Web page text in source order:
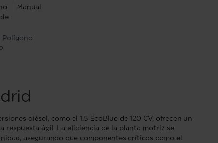
Manual
Polígono
diésel, como el 1.5 EcoBlue de 120 CV, ofrecen un
respuesta ágil. La eficiencia de la planta motriz se
asegurando que componentes críticos como el